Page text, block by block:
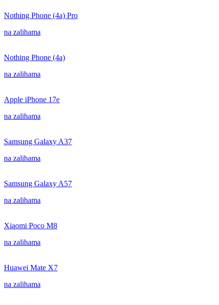
Nothing Phone (4a) Pro
na zalihama
Nothing Phone (4a)
na zalihama
Apple iPhone 17e
na zalihama
Samsung Galaxy A37
na zalihama
Samsung Galaxy A57
na zalihama
Xiaomi Poco M8
na zalihama
Huawei Mate X7
na zalihama